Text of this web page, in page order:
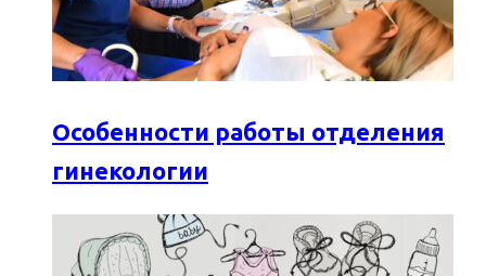
Особенности работы отделения
гинекологии